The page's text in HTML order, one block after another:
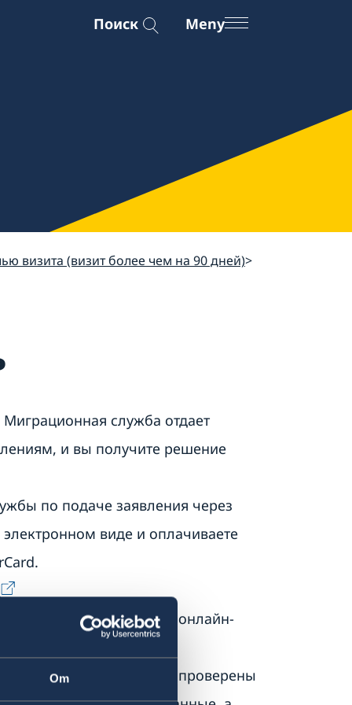
Om
Поиск Meny
визита (визит более чем на 90 дней)
служба отдает
и вы получите решение
по подаче заявления через
виде и оплачиваете
встречи через процесс онлайн-
Во время встречи будут проверены